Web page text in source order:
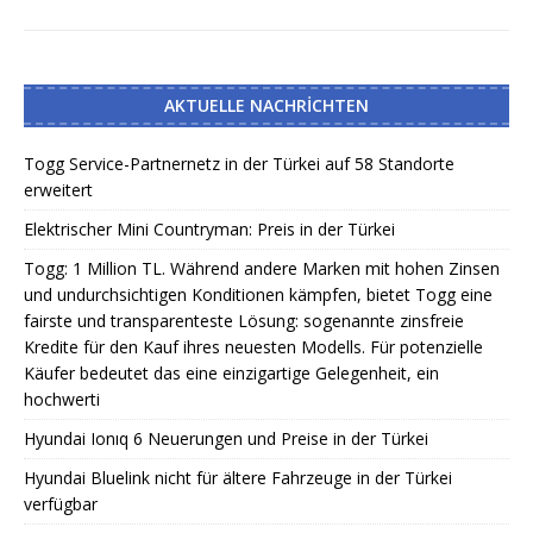
AKTUELLE NACHRICHTEN
Togg Service-Partnernetz in der Türkei auf 58 Standorte
erweitert
Elektrischer Mini Countryman: Preis in der Türkei
Togg: 1 Million TL. Während andere Marken mit hohen Zinsen
und undurchsichtigen Konditionen kämpfen, bietet Togg eine
fairste und transparenteste Lösung: sogenannte zinsfreie
Kredite für den Kauf ihres neuesten Modells. Für potenzielle
Käufer bedeutet das eine einzigartige Gelegenheit, ein
hochwerti
Hyundai Ionıq 6 Neuerungen und Preise in der Türkei
Hyundai Bluelink nicht für ältere Fahrzeuge in der Türkei
verfügbar